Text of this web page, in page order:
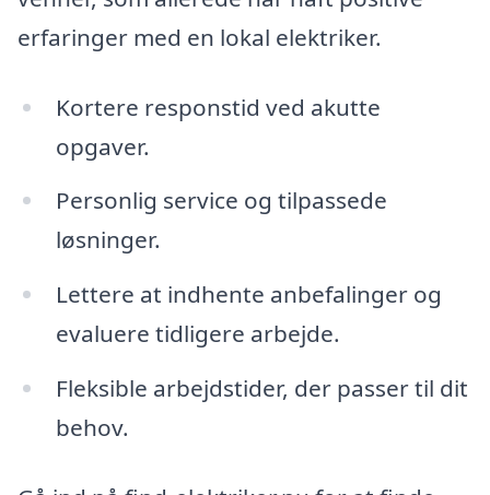
erfaringer med en lokal elektriker.
Kortere responstid ved akutte
opgaver.
Personlig service og tilpassede
løsninger.
Lettere at indhente anbefalinger og
evaluere tidligere arbejde.
Fleksible arbejdstider, der passer til dit
behov.